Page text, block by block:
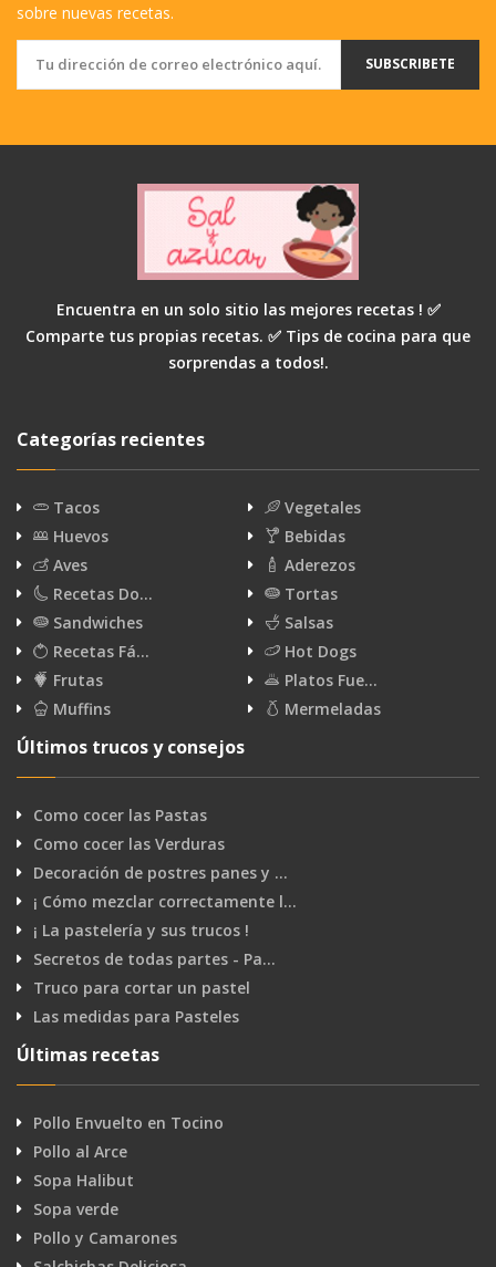
sobre nuevas recetas.
SUBSCRIBETE
Encuentra en un solo sitio las mejores recetas ! ✅
Comparte tus propias recetas. ✅ Tips de cocina para que
sorprendas a todos!.
Categorías recientes
Tacos
Vegetales
Huevos
Bebidas
Aves
Aderezos
Recetas Do…
Tortas
Sandwiches
Salsas
Recetas Fá…
Hot Dogs
Frutas
Platos Fue…
Muffins
Mermeladas
Últimos trucos y consejos
Como cocer las Pastas
Como cocer las Verduras
Decoración de postres panes y …
¡ Cómo mezclar correctamente l…
¡ La pastelería y sus trucos !
Secretos de todas partes - Pa…
Truco para cortar un pastel
Las medidas para Pasteles
Últimas recetas
Pollo Envuelto en Tocino
Pollo al Arce
Sopa Halibut
Sopa verde
Pollo y Camarones